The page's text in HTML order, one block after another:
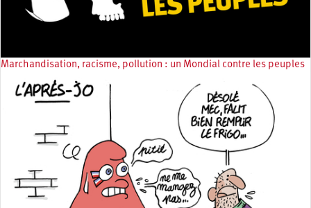
Marchandisation, racisme, pollution : un Mondial contre les peuples